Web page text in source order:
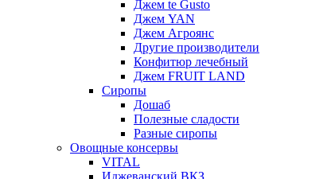
Джем te Gusto
Джем YAN
Джем Агроянс
Другие производители
Конфитюр лечебный
Джем FRUIT LAND
Сиропы
Дошаб
Полезные сладости
Разные сиропы
Овощные консервы
VITAL
Иджеванский ВКЗ